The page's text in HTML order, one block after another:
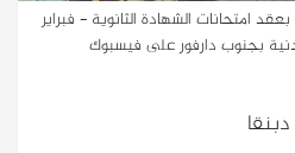
امتحانات الشهادة الثانوية - فبراير